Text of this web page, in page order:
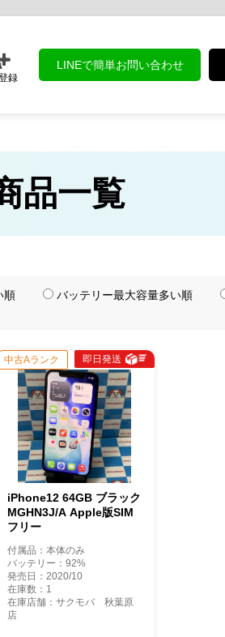
録
LINEで簡単お問い合わせ
品一覧
順 バッテリー最大容量多い順
中古Aランク 即日発送
iPhone12 64GB ブラック
MGHN3J/A Apple版SIM
フリー
付属品：本体のみ
バッテリー：92%
発売日：2020/10
在庫数：1
在庫店舗：サクモバ 秋葉原
店